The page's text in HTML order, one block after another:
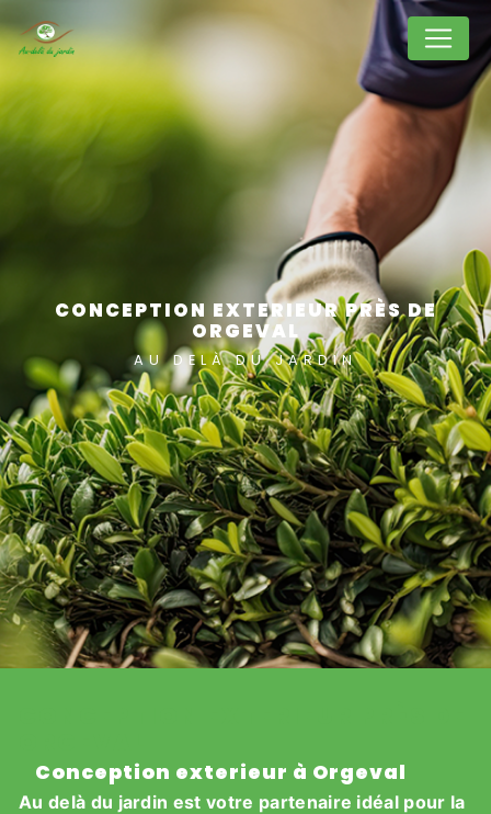
CONCEPTION EXTERIEUR PRÈS DE
ORGEVAL
AU DELÀ DU JARDIN
Conception exterieur à Orgeval
Au delà du jardin est votre partenaire idéal pour la
Panneau de gestion des cookies